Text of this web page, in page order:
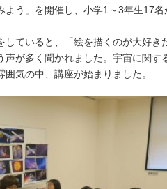
よう」を開催し、小学1～3年生17
していると、「絵を描くのが大好き
声が多く聞かれました。宇宙に関す
気の中、講座が始まりました。